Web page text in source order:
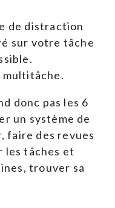
de distraction
sur votre tâche
multitâche.
donc pas les 6
un système de
faire des revues
les tâches et
trouver sa